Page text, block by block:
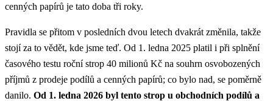
cenných papírů je tato doba tři roky.
Pravidla se přitom v posledních dvou letech dvakrát změnila, takže
stojí za to vědět, kde jsme teď. Od 1. ledna 2025 platil i při splnění
časového testu roční strop 40 milionů Kč na souhrn osvobozených
příjmů z prodeje podílů a cenných papírů; co bylo nad, se poměrně
danilo. Od 1. ledna 2026 byl tento strop u obchodních podílů a